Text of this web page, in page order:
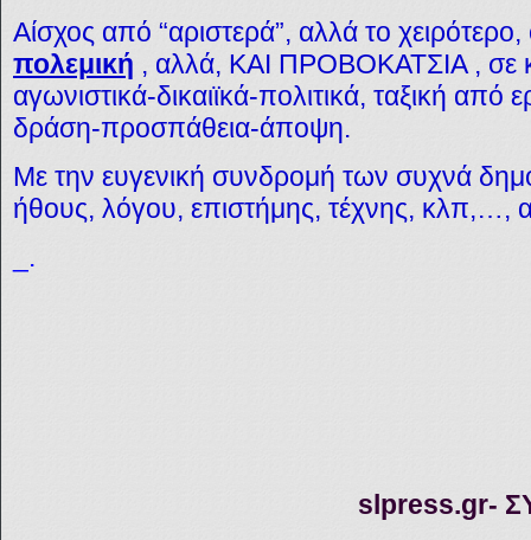
Αίσχος από “αριστερά”, αλλά το
πολεμική , αλλά, ΚΑΙ ΠΡΟΒΟΚΑΤΣΙΑ , σε
αγωνιστικά-δικαιϊκά-πολιτικά, ταξική από
δράση-προσπάθεια-άποψη.
Με την ευγενική συνδρομή των συχνά
ήθους, λόγου, επιστήμης, τέχνης,
_.
slpress.gr-